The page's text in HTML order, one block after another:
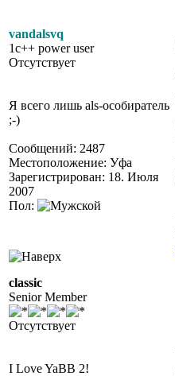
vandalsvq
1c++ power user
Отсутствует
Я всего лишь als-особиратель
;-)
Сообщений: 2487
Местоположение: Уфа
Зарегистрирован: 18. Июля
2007
Пол:
classic
Senior Member
Отсутствует
I Love YaBB 2!